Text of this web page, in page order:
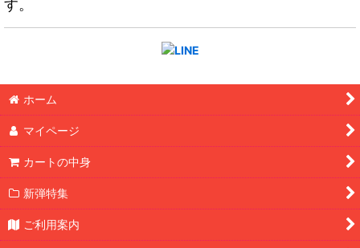
す。
ホーム
マイページ
カートの中身
新弾特集
ご利用案内